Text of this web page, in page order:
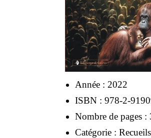
Année : 2022
ISBN : 978-2-
Nombre de pages :
Catégorie :